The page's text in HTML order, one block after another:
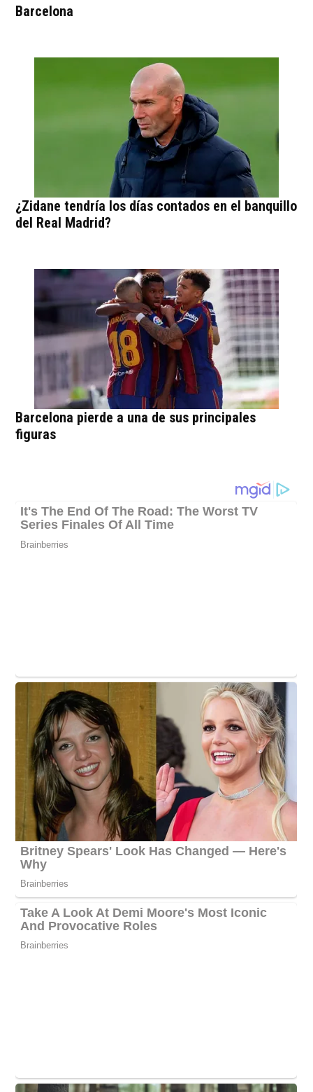
Barcelona
¿Zidane tendría los días contados en el banquillo
del Real Madrid?
Barcelona pierde a una de sus principales
figuras